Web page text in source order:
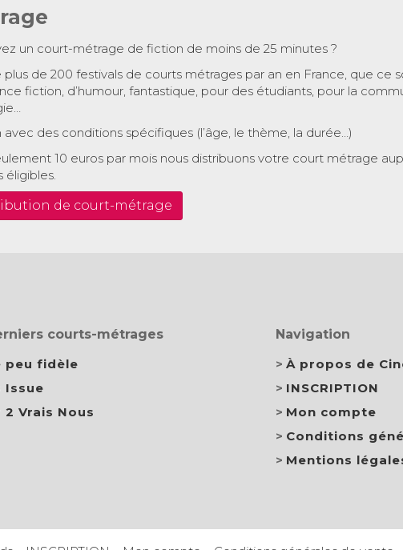
un court-métrage de fiction de moins de 25 minutes ?
plus de 200 festivals de courts métrages par an en France, que ce
fiction, d’humour, fantastique, pour des étudiants, pour la
avec des conditions spécifiques (l’âge, le thème, la durée…)
10 euros par mois nous distribuons votre court métrage
éligibles.
de court-métrage
courts-métrages
peu fidèle
Issue
2 Vrais Nous
Navigation
À propos de
INSCRIPTION
Mon compte
Conditions
Mentions